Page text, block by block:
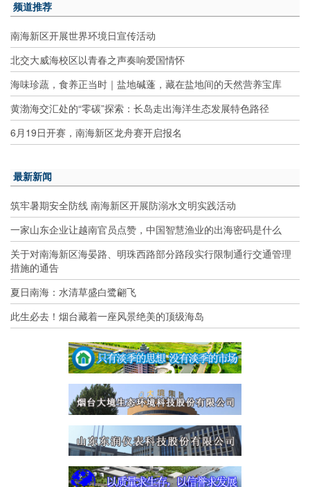
频道推荐
南海新区开展世界环境日宣传活动
北交大威海校区以青春之声奏响爱国情怀
海味珍蔬，食养正当时｜盐地碱蓬，藏在盐地间的天然营养宝库
黄渤海交汇处的“零碳”探索：长岛走出海洋生态发展特色路径
6月19日开赛，南海新区龙舟赛开启报名
最新新闻
筑牢暑期安全防线 南海新区开展防溺水文明实践活动
一家山东企业让越南官员点赞，中国智慧渔业的出海密码是什么
关于对南海新区海晏路、明珠西路部分路段实行限制通行交通管理
措施的通告
夏日南海：水清草盛白鹭翩飞
此生必去！烟台藏着一座风景绝美的顶级海岛